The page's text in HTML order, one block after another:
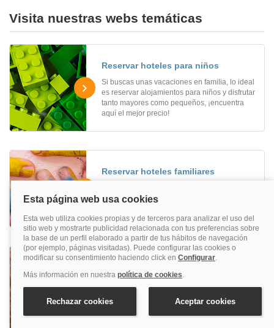
Visita nuestras webs temáticas
Reservar hoteles para niños
Si buscas unas vacaciones en familia, lo ideal
es reservar alojamientos para niños y disfrutar
tanto mayores como pequeños, ¡encuentra
aquí el mejor precio!
Reservar hoteles familiares
podrás reservar hoteles familiares muy
cualquier ocasión. Reserva uno de los hoteles
con perros y viaja con tu fiel y peludo amigo.